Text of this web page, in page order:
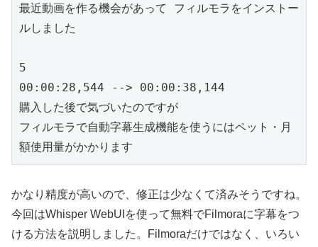
最近動画を作る機会があって フィルモラをインストー
ルしました
5
00:00:28,544 --> 00:00:38,144
購入した後で気づいたのですが
フィルモラで自動字幕生成機能を使うにはペット・月
かなり精度が高いので、修正は少なくて済みそうですね。
今回はWhisper WebUIを使って無料でFilmoraに字幕をつ
ける方法を説明しました。Filmoraだけではなく、いろい